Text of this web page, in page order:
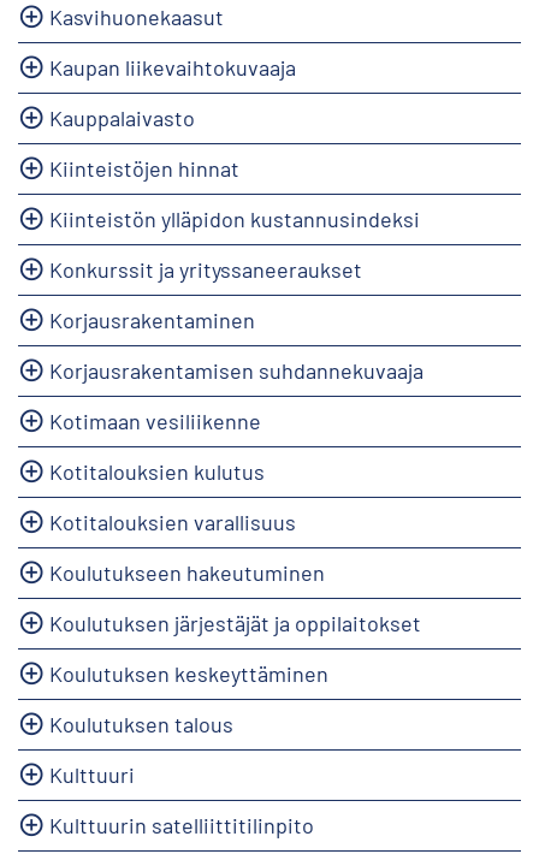
Kasvihuonekaasut
Kaupan liikevaihtokuvaaja
Kauppalaivasto
Kiinteistöjen hinnat
Kiinteistön ylläpidon kustannusindeksi
Konkurssit ja yrityssaneeraukset
Korjausrakentaminen
Korjausrakentamisen suhdannekuvaaja
Kotimaan vesiliikenne
Kotitalouksien kulutus
Kotitalouksien varallisuus
Koulutukseen hakeutuminen
Koulutuksen järjestäjät ja oppilaitokset
Koulutuksen keskeyttäminen
Koulutuksen talous
Kulttuuri
Kulttuurin satelliittitilinpito